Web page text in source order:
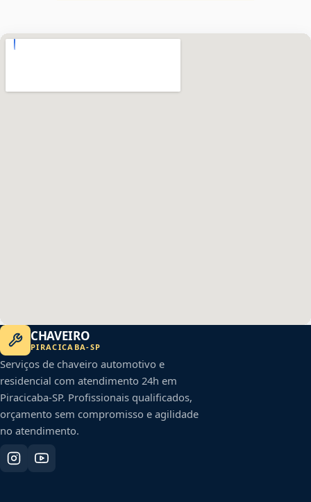
CHAVEIRO
PIRACICABA-SP
Serviços de chaveiro automotivo e
residencial com atendimento 24h em
Piracicaba-SP. Profissionais qualificados,
orçamento sem compromisso e agilidade
no atendimento.